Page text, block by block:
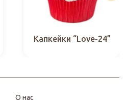
Капкейки “Love-24”
О нас